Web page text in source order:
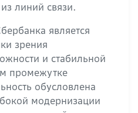
линий связи.
является
зрения
и стабильной
промежутке
обусловлена
модернизации